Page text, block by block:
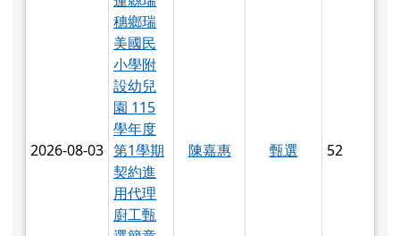
學年度
第1學期
契約進
用代理
廚工甄
選簡章
(第1次公
告分8次
甄選)
下載：01-115學年度第1學期代理廚工甄